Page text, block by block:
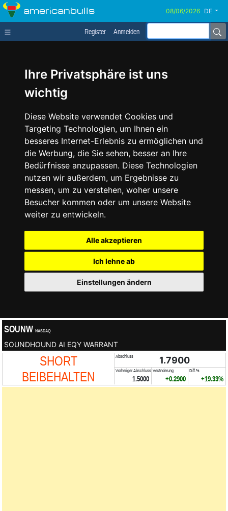
Ihre Privatsphäre ist uns
wichtig
Diese Website verwendet Cookies und
Targeting Technologien, um Ihnen ein
besseres Internet-Erlebnis zu ermöglichen und
die Werbung, die Sie sehen, besser an Ihre
Bedürfnisse anzupassen. Diese Technologien
nutzen wir außerdem, um Ergebnisse zu
messen, um zu verstehen, woher unsere
Besucher kommen oder um unsere Website
weiter zu entwickeln.
Alle akzeptieren
Ich lehne ab
Einstellungen ändern
americanbulls DE
Register Anmelden
SOUNW NASDAQ
SOUNDHOUND AI EQY WARRANT
SHORT
BEIBEHALTEN
Abschluss 1.7900
Vorheriger Abschluss
1.5000
Veränderung
+0.2900
Diff.%
+19.33%